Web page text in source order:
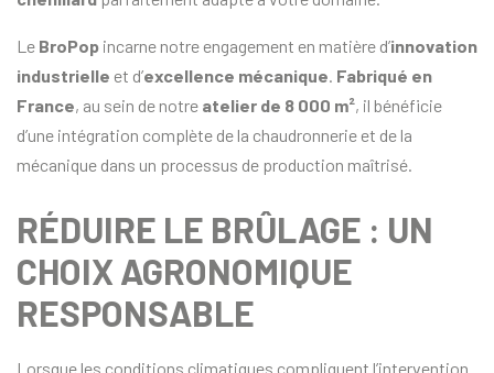
Le BroPop incarne notre engagement en matière d’innovation
industrielle et d’excellence mécanique Fabriqué en
France, au sein de notre atelier de 8 000 m², il bénéficie
d’une intégration complète de la chaudronnerie et de la
mécanique dans un processus de production maîtrisé.
RÉDUIRE LE BRÛLAGE : UN
CHOIX AGRONOMIQUE
RESPONSABLE
Lorsque les conditions climatiques compliquent l’intervention